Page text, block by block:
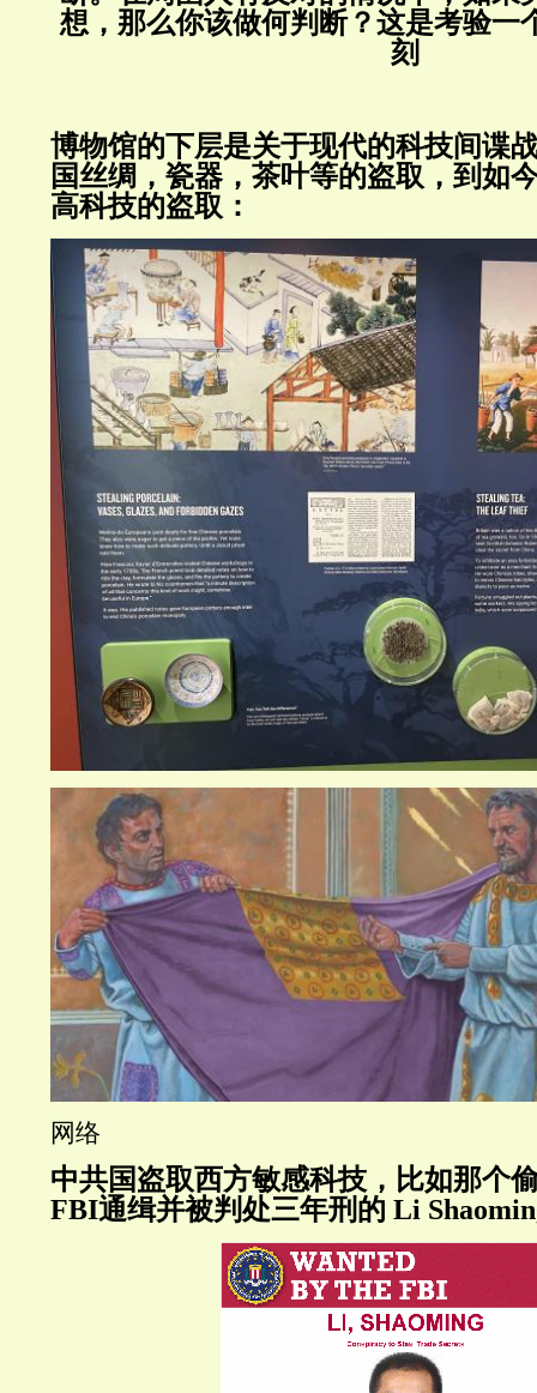
想，那么你该做何判断？这是考验一
刻
博物馆的下层是关于现代的科技间谍
国丝绸，瓷器，茶叶等的盗取，到如
高科技的盗取：
网络
中共国盗取西方敏感科技，比如那个
FBI通缉并被判处三年刑的 Li